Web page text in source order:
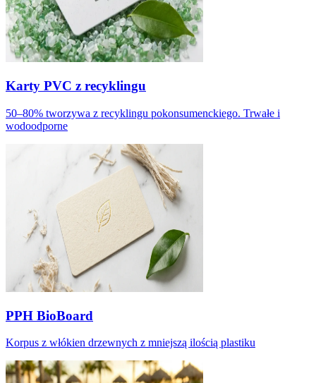
Karty PVC z recyklingu
50–80% tworzywa z recyklingu pokonsumenckiego. Trwałe i
wodoodporne
PPH BioBoard
Korpus z włókien drzewnych z mniejszą ilością plastiku